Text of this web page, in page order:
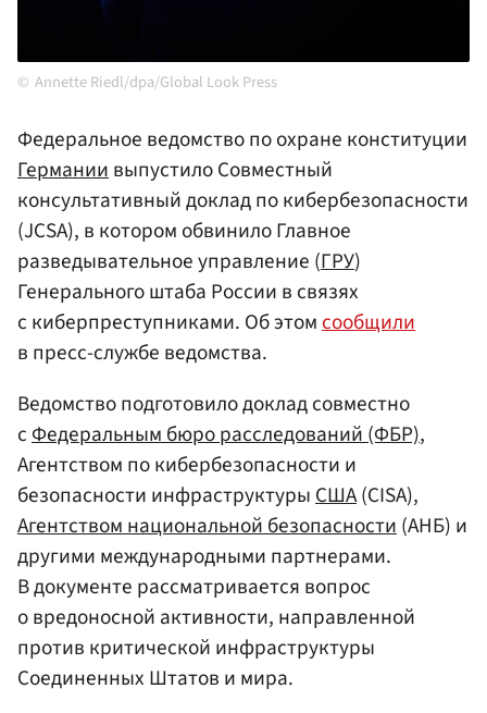
Annette Riedl/dpa/Global Look Press
Федеральное ведомство по охране конституции
Германиивыпустило Совместный
консультативный доклад по кибербезопасности
(JCSA), в котором обвинило Главное
разведывательное управление (ГРУ)
Генерального штаба России в связях
с киберпреступниками. Об этомсообщили
в пресс-службе ведомства.
Ведомство подготовило доклад совместно
сФедеральным бюро расследований (ФБР),
Агентством по кибербезопасности и
безопасности инфраструктурыСША(CISA),
Агентством национальной безопасности(АНБ) и
другими международными партнерами.
В документе рассматривается вопрос
о вредоносной активности, направленной
против критической инфраструктуры
Соединенных Штатов и мира.